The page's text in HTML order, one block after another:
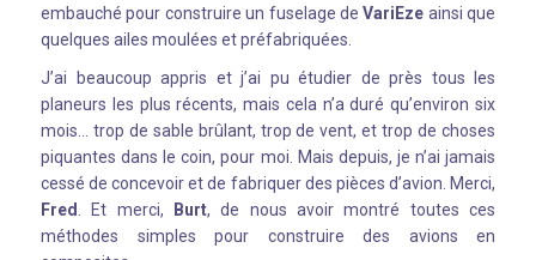
embauché pour construire un fuselage deVariEze ainsi que
quelques ailes moulées et préfabriquées.
J’ai beaucoup appris et j’ai pu étudier de près tous les
planeurs les plus récents, mais cela n’a duré qu’environ six
mois… trop de sable brûlant, trop de vent, et trop de choses
piquantes dans le coin, pour moi. Mais depuis, je n’ai jamais
cessé de concevoir et de fabriquer des pièces d’avion. Merci,
Fred. Et merci, Burt, de nous avoir montré toutes ces
méthodes simples pour construire des avions en